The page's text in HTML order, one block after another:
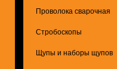
Проволока сварочная
Стробоскопы
Щупы и наборы щупов